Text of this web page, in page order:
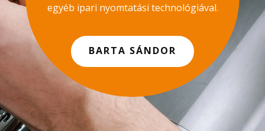
egyéb ipari nyomtatási technológiával.
BARTA SÁNDOR